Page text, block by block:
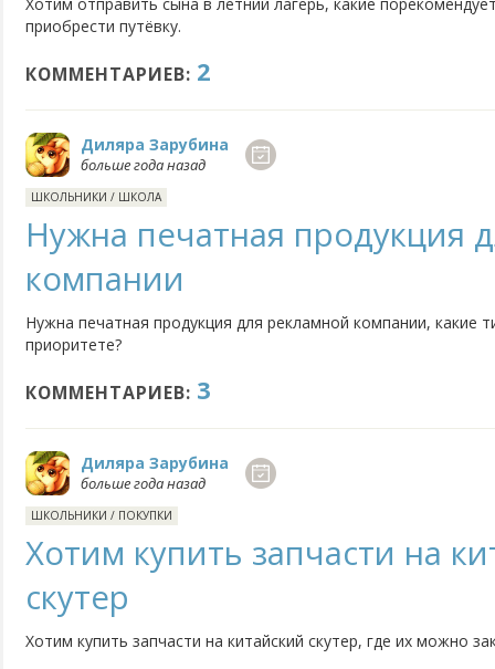
приобрести путёвку.
КОММЕНТАРИЕВ: 2
Диляра Зарубина
больше года назад
ШКОЛЬНИКИ / ШКОЛА
Нужна печатная продукция
компании
Нужна печатная продукция для рекламной компании, какие
приоритете?
КОММЕНТАРИЕВ: 3
Диляра Зарубина
больше года назад
ШКОЛЬНИКИ / ПОКУПКИ
Хотим купить запчасти на
скутер
Хотим купить запчасти на китайский скутер, где их можно